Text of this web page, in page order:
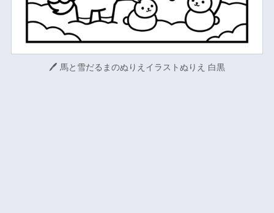
🖊 馬と雪だるまのぬりえイラストぬりえ 白黒